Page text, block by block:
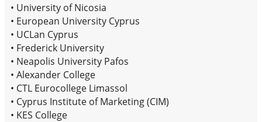
• University of Nicosia
• European University Cyprus
• UCLan Cyprus
• Frederick University
• Neapolis University Pafos
• Alexander College
• CTL Eurocollege Limassol
• Cyprus Institute of Marketing (CIM)
• KES College